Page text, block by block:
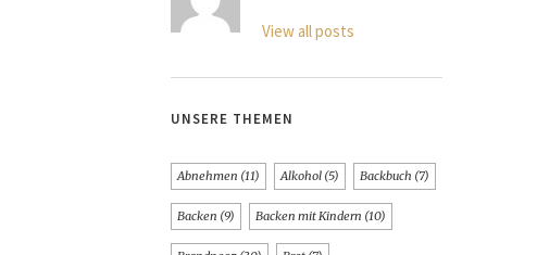
View all posts
UNSERE THEMEN
Abnehmen (11) Alkohol (5) Backbuch (7)
Backen (9) Backen mit Kindern (10)